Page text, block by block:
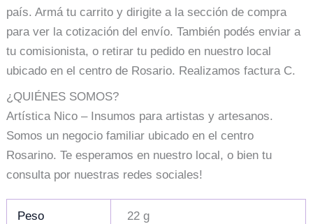
país. Armá tu carrito y dirigite a la sección de compra
para ver la cotización del envío. También podés enviar a
tu comisionista, o retirar tu pedido en nuestro local
ubicado en el centro de Rosario. Realizamos factura C.
¿QUIÉNES SOMOS?
Artística Nico – Insumos para artistas y artesanos.
Somos un negocio familiar ubicado en el centro
Rosarino. Te esperamos en nuestro local, o bien tu
consulta por nuestras redes sociales!
Peso 22 g